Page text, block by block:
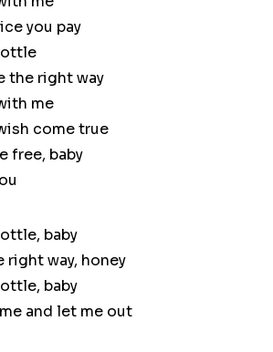
you pay
the right way
me
come true
free, baby
baby
right way, honey
baby
and let me out